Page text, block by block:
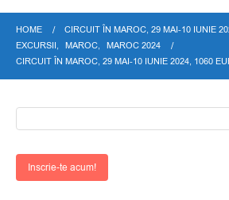
HOME
CIRCUIT ÎN MAROC, 29 MAI-10 IUNIE
EXCURSII, MAROC, MAROC 2024
CIRCUIT ÎN MAROC, 29 MAI-10 IUNIE 2024, 1060
Inscrie-te acum!